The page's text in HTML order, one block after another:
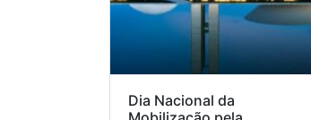
Dia Nacional da